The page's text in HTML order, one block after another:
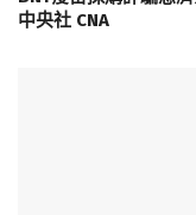
中央社 CNA